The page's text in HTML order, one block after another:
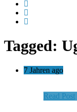
Tagged:
7 Jahren ago
Read Post